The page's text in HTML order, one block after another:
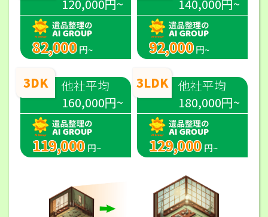
120,000円~
82,000 円~
3DK
他社平均
160,000円~
119,000 円~
140,000円~
92,000 円~
3LDK 他社平均
180,000円~
129,000 円~